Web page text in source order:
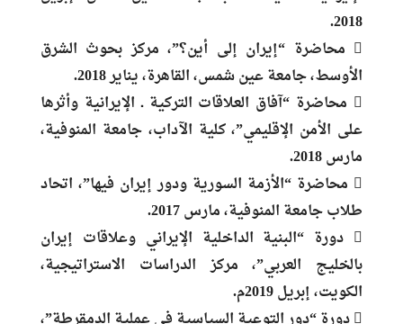
2018.
 محاضرة “إيران إلى أين؟”، مركز بحوث الشرق
الأوسط، جامعة عين شمس، القاهرة، يناير 2018.
 محاضرة “آفاق العلاقات التركية ـ الإيرانية وأثرها
على الأمن الإقليمي”، كلية الآداب، جامعة المنوفية،
مارس 2018.
 محاضرة “الأزمة السورية ودور إيران فيها”، اتحاد
طلاب جامعة المنوفية، مارس 2017.
 دورة “البنية الداخلية الإيراني وعلاقات إيران
بالخليج العربي”، مركز الدراسات الاستراتيجية،
الكويت، إبريل 2019م.